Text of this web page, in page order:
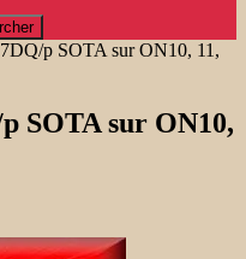
p SOTA sur ON10, 11,
SOTA sur ON10,